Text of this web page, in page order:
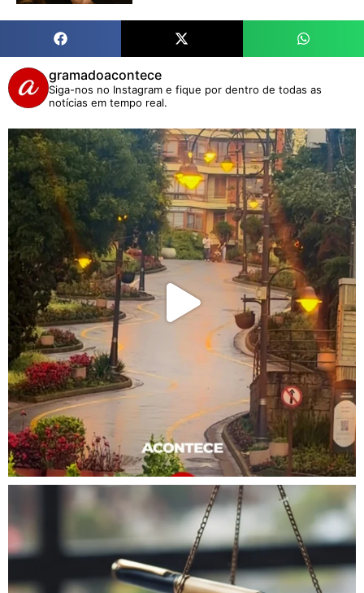
gramadoacontece
Siga-nos no Instagram e fique por dentro de todas as
notícias em tempo real.